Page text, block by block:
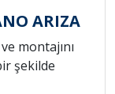
ARIZA
montajını
şekilde